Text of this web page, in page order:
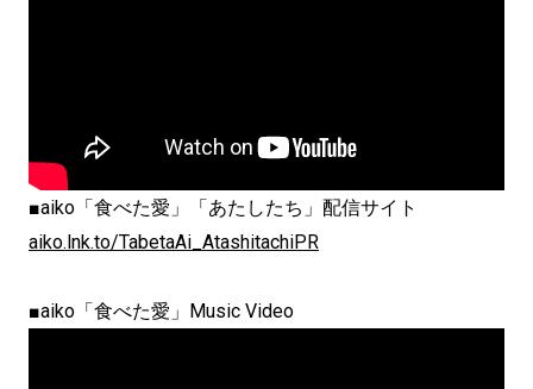
■aiko「食べた愛」「あたしたち」配信サイト
aiko.lnk.to/TabetaAi_AtashitachiPR
■aiko「食べた愛」Music Video